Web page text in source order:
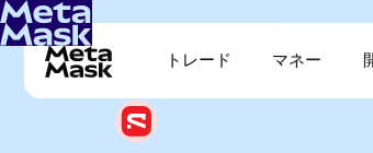
トレード マネー